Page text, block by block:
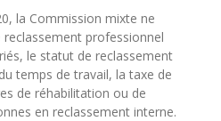
la Commission mixte ne
professionnel
le statut de reclassement
temps de travail, la taxe de
de réhabilitation ou de
en reclassement interne.